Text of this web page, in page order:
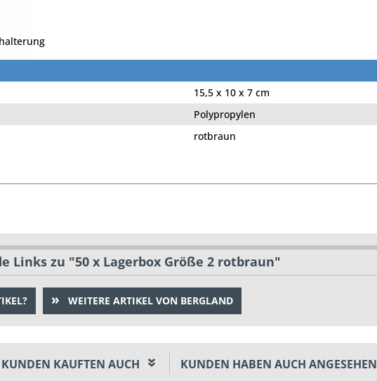
15,5 x 10 x 7 cm
Polypropylen
rotbraun
Links zu "50 x Lagerbox Größe 2 rotbraun"
WEITERE ARTIKEL VON BERGLAND
KUNDEN KAUFTEN AUCH KUNDEN HABEN AUCH ANGESEHEN